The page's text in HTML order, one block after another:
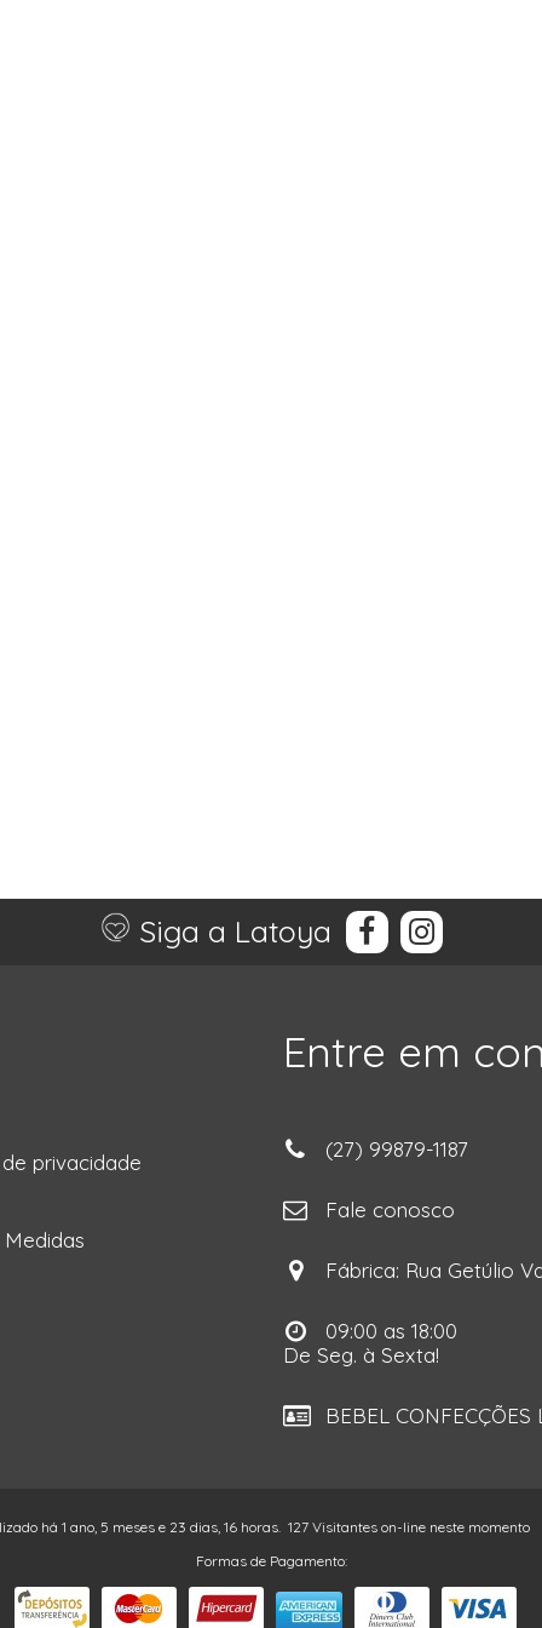
Siga a Latoya
privacidade
Medidas
Entre em
(27) 99879-1187
Fale conosco
Fábrica: Rua Getúlio
09:00 as 18:00
De Seg. à Sexta!
BEBEL
há 1 ano, 5 meses e 23 dias, 16 horas. 127 Visitantes on-line neste momento
Formas de Pagamento: